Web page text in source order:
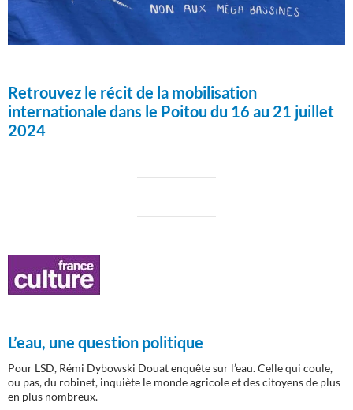
Retrouvez le récit de la mobilisation
internationale dans le Poitou du 16 au 21 juillet
2024
L’eau, une question politique
Pour LSD, Rémi Dybowski Douat enquête sur l’eau. Celle qui coule,
ou pas, du robinet, inquiète le monde agricole et des citoyens de plus
en plus nombreux.